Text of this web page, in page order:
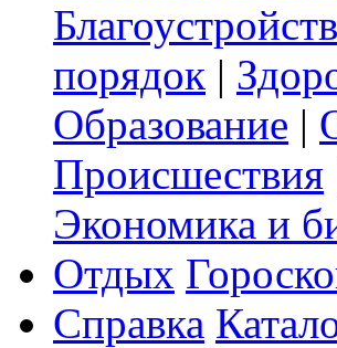
порядок |
Образование |
Происшествия
Экономика и
Отдых
Справка